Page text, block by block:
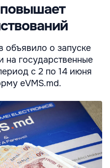
объявило о запуске
на государственные
с 2 по 14 июня
eVMS.md.